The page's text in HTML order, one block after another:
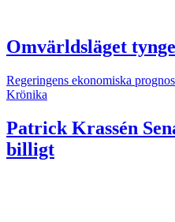
Omvärldsläget
Regeringens ekonomiska
Krönika
Patrick Krassén
billigt